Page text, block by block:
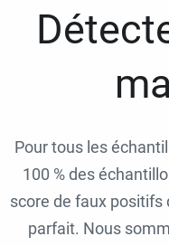
Pour tous les
100 % des
score de faux positifs
parfait. Nous